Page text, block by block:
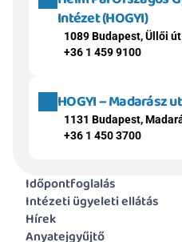
Intézet (HOGYI)
1089 Budapest, Üllői
+36 1 459 9100
HOGYI – Madarász
1131 Budapest,
+36 1 450 3700
Időpontfoglalás
Intézeti ügyeleti ellátás
Hírek
Anyatejgyűjtő